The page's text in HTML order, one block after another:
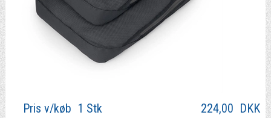
Pris v/køb 1 Stk 224,00 DKK